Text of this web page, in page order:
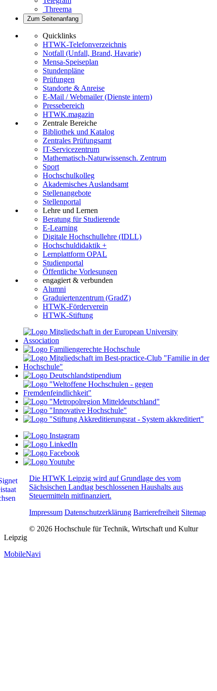
Threema
Zum Seitenanfang
Quicklinks
HTWK-Telefonverzeichnis
Notfall (Unfall, Brand, Havarie)
Mensa-Speiseplan
Stundenpläne
Prüfungen
Standorte & Anreise
E-Mail / Webmailer (Dienste intern)
Pressebereich
HTWK.magazin
Zentrale Bereiche
Bibliothek und Katalog
Zentrales Prüfungsamt
IT-Servicezentrum
Mathematisch-Naturwissensch. Zentrum
Sport
Hochschulkolleg
Akademisches Auslandsamt
Stellenangebote
Stellenportal
Lehre und Lernen
Beratung für Studierende
E-Learning
Digitale Hochschullehre (IDLL)
Hochschuldidaktik +
Lernplattform OPAL
Studienportal
Öffentliche Vorlesungen
engagiert & verbunden
Alumni
Graduiertenzentrum (GradZ)
HTWK-Förderverein
HTWK-Stiftung
Die HTWK Leipzig wird auf Grundlage des vom
Sächsischen Landtag beschlossenen Haushalts aus
Steuermitteln mitfinanziert.
Impressum Datenschutzerklärung Barrierefreiheit Sitemap
© 2026 Hochschule für Technik, Wirtschaft und Kultur
Leipzig
MobileNavi